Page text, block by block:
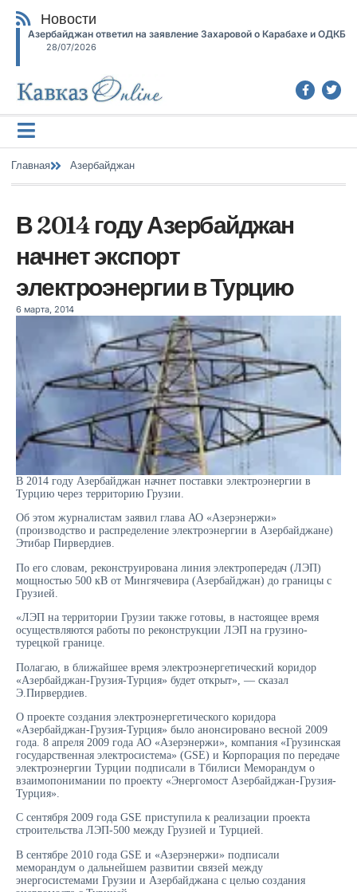
Новости
Азербайджан ответил на заявление Захаровой о Карабахе и ОДКБ
28/07/2026
Главная Азербайджан
В 2014 году Азербайджан
начнет экспорт
электроэнергии в Турцию
6 марта, 2014
В 2014 году Азербайджан начнет поставки электроэнергии в
Турцию через территорию Грузии.
Об этом журналистам заявил глава АО «Азерэнержи»
(производство и распределение электроэнергии в Азербайджане)
Этибар Пирвердиев.
По его словам, реконструирована линия электропередач (ЛЭП)
мощностью 500 кВ от Мингячевира (Азербайджан) до границы с
Грузией.
«ЛЭП на территории Грузии также готовы, в настоящее время
осуществляются работы по реконструкции ЛЭП на грузино-
турецкой границе.
Полагаю, в ближайшее время электроэнергетический коридор
«Азербайджан-Грузия-Турция» будет открыт», — сказал
Э.Пирвердиев.
О проекте создания электроэнергетического коридора
«Азербайджан-Грузия-Турция» было анонсировано весной 2009
года. 8 апреля 2009 года АО «Азерэнержи», компания «Грузинская
государственная электросистема» (GSE) и Корпорация по передаче
электроэнергии Турции подписали в Тбилиси Меморандум о
взаимопонимании по проекту «Энергомост Азербайджан-Грузия-
Турция».
С сентября 2009 года GSE приступила к реализации проекта
строительства ЛЭП-500 между Грузией и Турцией.
В сентябре 2010 года GSE и «Азерэнержи» подписали
меморандум о дальнейшем развитии связей между
энергосистемами Грузии и Азербайджана с целью создания